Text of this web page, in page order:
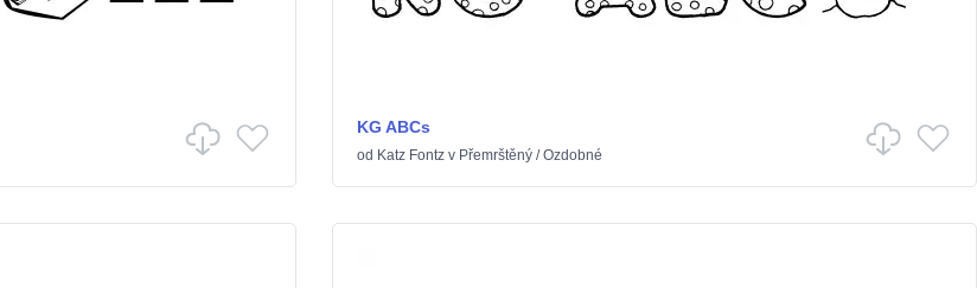
KG ABCs
od Katz Fontzv Přemrštěný/Ozdobné